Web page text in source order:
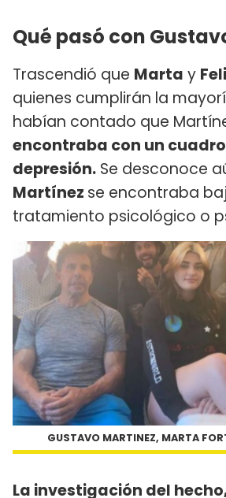
Qué pasó con
Trascendió que Marta y
quienes cumplirán la
habían contado que
encontraba con un
depresión. Se desconoce
Martínez se encontraba
tratamiento psicológico o
GUSTAVO MARTINEZ, MARTA
La investigación del